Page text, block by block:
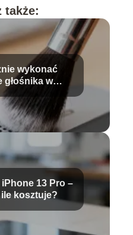
także:
wykonać
głośnika w
13 Pro –
kosztuje?